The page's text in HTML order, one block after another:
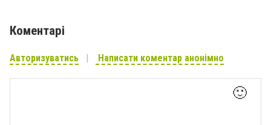
Коментарі
Авторизуватись Написати коментар анонімно
🙂